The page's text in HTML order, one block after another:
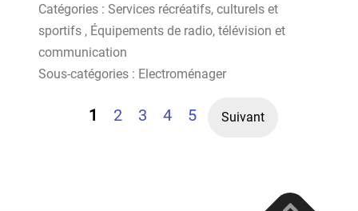
Catégories : Services récréatifs, culturels et
sportifs , Équipements de radio, télévision et
communication
Sous-catégories : Electroménager
1 2 3 4 5 Suivant